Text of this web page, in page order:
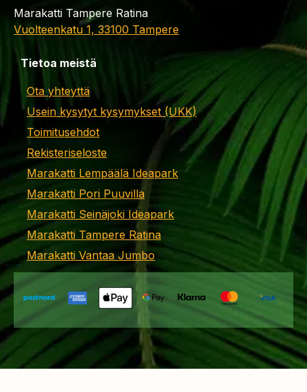
Marakatti Tampere Ratina
Vuolteenkatu 1, 33100 Tampere
Tietoa meistä
Ota yhteyttä
Usein kysytyt kysymykset (UKK)
Toimitusehdot
Rekisteriseloste
Marakatti Lempäälä Ideapark
Marakatti Pori Puuvilla
Marakatti Seinäjoki Ideapark
Marakatti Tampere Ratina
Marakatti Vantaa Jumbo